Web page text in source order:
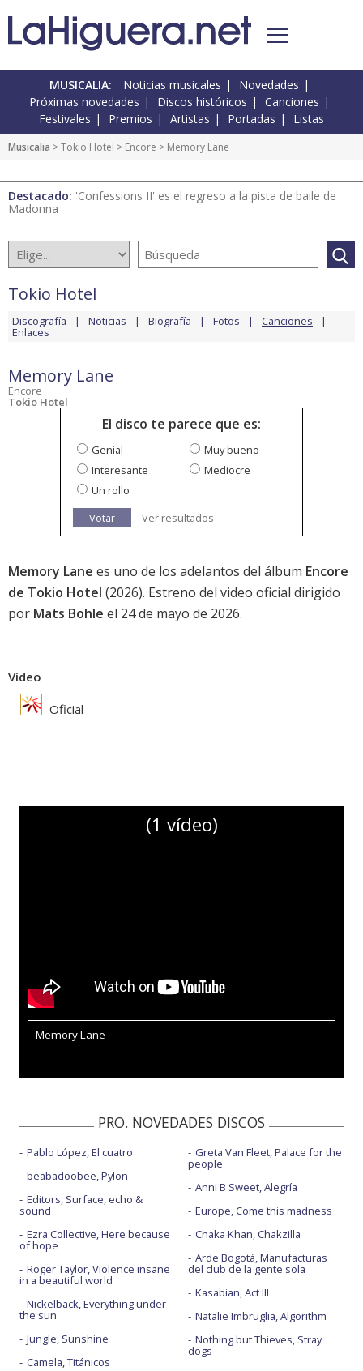
MUSICALIA: Noticias musicales
Novedades
Próximas novedades
Discos históricos
Canciones
Festivales
Premios Artistas Portadas Listas
Musicalia >Tokio Hotel > Encore > Memory Lane
Destacado: 'Confessions II' es el regreso a la pista de baile de
Madonna
Tokio Hotel
Discografía Noticias Biografía Fotos Canciones
Enlaces
Memory Lane
Encore
Tokio Hotel
El disco te parece que es:
Genial
Muy bueno
Interesante
Mediocre
Un rollo
Votar
Ver resultados
Memory Lane es uno de los adelantos del álbum Encore
de Tokio Hotel (2026). Estreno del video oficial dirigido
por Mats Bohle el 24 de mayo de 2026.
Vídeo
Oficial
(1 vídeo)
Memory Lane
PRO. NOVEDADES DISCOS
Pablo López, El cuatro
beabadoobee, Pylon
Editors, Surface, echo &
sound
Ezra Collective, Here because
of hope
Roger Taylor, Violence insane
in a beautiful world
Nickelback, Everything under
the sun
Jungle, Sunshine
Camela, Titánicos
Greta Van Fleet, Palace for the
people
Anni B Sweet, Alegría
Europe, Come this madness
Chaka Khan, Chakzilla
Arde Bogotá, Manufacturas
del club de la gente sola
Kasabian, Act III
Natalie Imbruglia, Algorithm
Nothing but Thieves, Stray
dogs